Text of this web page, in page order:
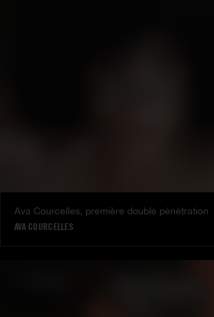
Ava Courcelles, première double pénétration
AVA COURCELLES